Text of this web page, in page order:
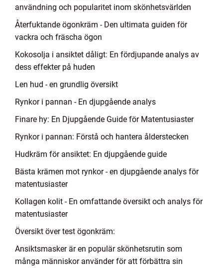
användning och popularitet inom skönhetsvärlden
Återfuktande ögonkräm - Den ultimata guiden för
vackra och fräscha ögon
Kokosolja i ansiktet dåligt: En fördjupande analys av
dess effekter på huden
Len hud - en grundlig översikt
Rynkor i pannan - En djupgående analys
Finare hy: En Djupgående Guide för Matentusiaster
Rynkor i pannan: Förstå och hantera ålderstecken
Hudkräm för ansiktet: En djupgående guide
Bästa krämen mot rynkor - en djupgående analys för
matentusiaster
Kollagen kolit - En omfattande översikt och analys för
matentusiaster
Översikt över test ögonkräm:
Ansiktsmasker är en populär skönhetsrutin som
många människor använder för att förbättra sin